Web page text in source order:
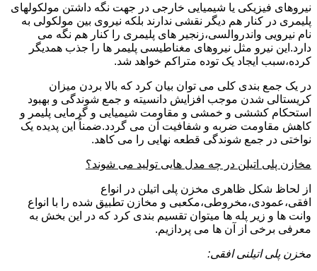
نیروهای فیزیکی یا شیمیایی خارجی در جهت نگه داشتن مولکولهای
پلیمری در کنار هم دیگر نقشی ندارند بلکه نیروی بین مولکولی به
نام نیرویی واندروالسی،زنجیر های پلیمری را کنار هم نگه می
دارد.این نیرو مثل نیروهای مغناطیسی پلیمر ها را جذب همدیگر
کرده،سبب ایجاد یک توده متراکم خواهد شد.
در یک جمع بندی کلی می توان بیان کرد که بالا بردن میزان
کریستالی شدن موجب افزایش دانسیته و جمع شوندگی و بهبود
استحکام کششی و خمشی و مقاومت شیمیایی و گرمایی پلیمر و
کاهش مقاومت ضربه و شفافیت آن می گردد.ضمناً این پدیده یک
نواختی در جمع شوندگی قطعه نهایی را می کاهد.
مخازن پلی اتیلن در چه مدل هایی تولید می شوند؟
از لحاظ شکل ظاهری مخزن پلی اتیلن در انواع
افقی،عمودی،مخروطی،مکعبی و مخازن تطبیق شده را با انواع
وانت ها و زیر پله ها میتوان تقسیم بندی کرد که در این بخش به
معرفی برخی از آن ها می پردازیم.
مخزن پلی اتیلنی افقی: